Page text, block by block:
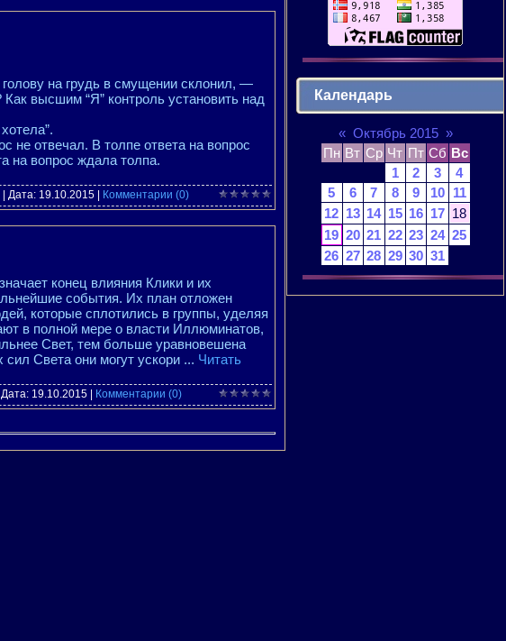
на грудь в смущении склонил, —
высшим “Я” контроль установить над
не отвечал. В толпе ответа на вопрос
на вопрос ждала толпа.
| Дата: 19.10.2015 Комментарии (0)
конец влияния Клики и их
события. Их план отложен
которые сплотились в группы, уделяя
в полной мере о власти Иллюминатов,
Свет, тем больше уравновешена
Света они могут ускори ... Читать
| Дата: 19.10.2015 Комментарии (0)
Календарь
« Октябрь 2015 »
Пн Вт Ср Чт Пт Сб Вс
1
2 3
4
5
6 7 8 9 10
11
12 13 14 15 16 17 18
19 20 21 22 23 24 25
26 27 28 29 30 31